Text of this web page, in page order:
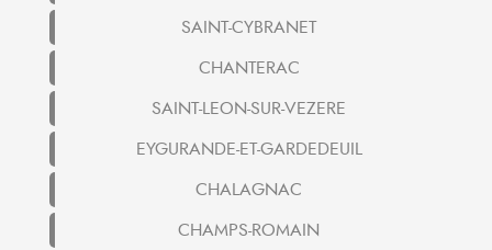
SAINT-CYBRANET
CHANTERAC
SAINT-LEON-SUR-VEZERE
EYGURANDE-ET-GARDEDEUIL
CHALAGNAC
CHAMPS-ROMAIN